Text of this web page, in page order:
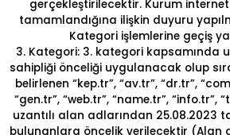
gerçekleştirilecektir. Kurum
tamamlandığına ilişkin duyuru
Kategori işlemlerine geçiş
3. Kategori: 3. kategori kapsamında
sahipliği önceliği uygulanacak olup
belirlenen “kep.tr”, “av.tr”, “dr.tr”,
“gen.tr”, “web.tr”, “name.tr”, “info.tr”,
uzantılı alan adlarından 25.08.2023
bulunanlara öncelik verilecektir (Alan